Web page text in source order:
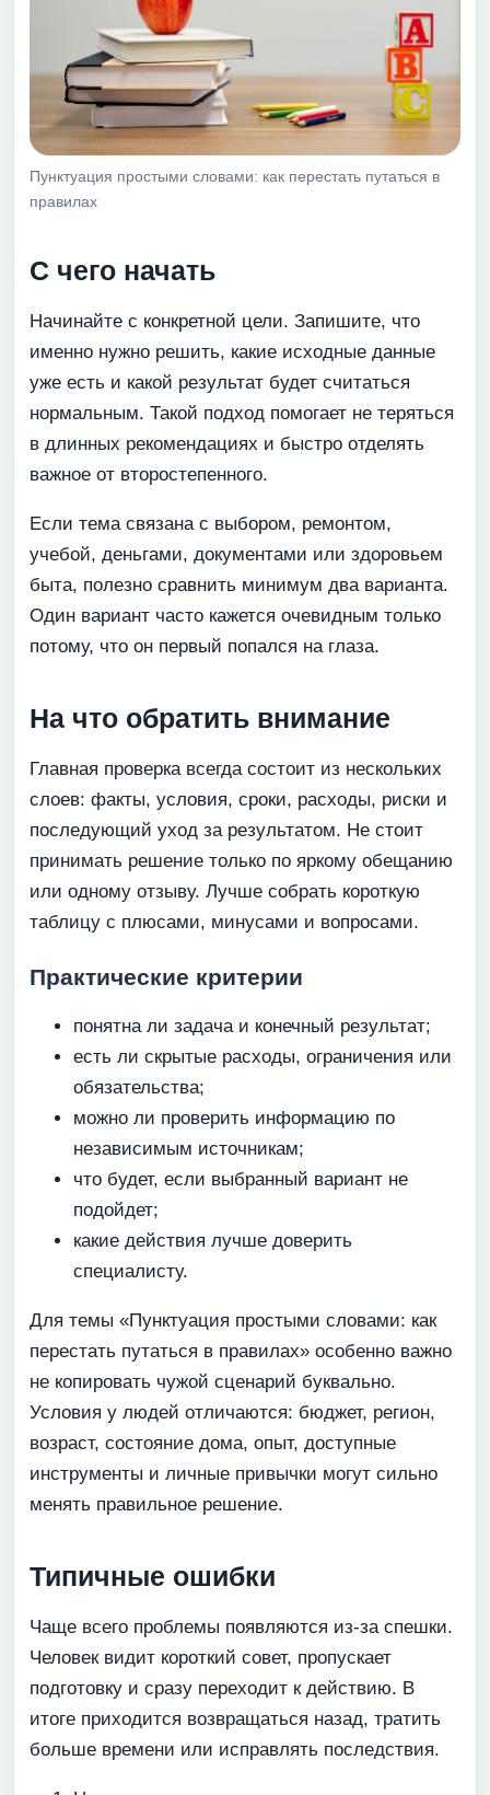
Пунктуация простыми словами: как перестать путаться в
правилах
С чего начать
Начинайте с конкретной цели. Запишите, что
именно нужно решить, какие исходные данные
уже есть и какой результат будет считаться
нормальным. Такой подход помогает не теряться
в длинных рекомендациях и быстро отделять
важное от второстепенного.
Если тема связана с выбором, ремонтом,
учебой, деньгами, документами или здоровьем
быта, полезно сравнить минимум два варианта.
Один вариант часто кажется очевидным только
потому, что он первый попался на глаза.
На что обратить внимание
Главная проверка всегда состоит из нескольких
слоев: факты, условия, сроки, расходы, риски и
последующий уход за результатом. Не стоит
принимать решение только по яркому обещанию
или одному отзыву. Лучше собрать короткую
таблицу с плюсами, минусами и вопросами.
Практические критерии
понятна ли задача и конечный результат;
есть ли скрытые расходы, ограничения или
обязательства;
можно ли проверить информацию по
независимым источникам;
что будет, если выбранный вариант не
подойдет;
какие действия лучше доверить
специалисту.
Для темы «Пунктуация простыми словами: как
перестать путаться в правилах» особенно важно
не копировать чужой сценарий буквально.
Условия у людей отличаются: бюджет, регион,
возраст, состояние дома, опыт, доступные
инструменты и личные привычки могут сильно
менять правильное решение.
Типичные ошибки
Чаще всего проблемы появляются из-за спешки.
Человек видит короткий совет, пропускает
подготовку и сразу переходит к действию. В
итоге приходится возвращаться назад, тратить
больше времени или исправлять последствия.